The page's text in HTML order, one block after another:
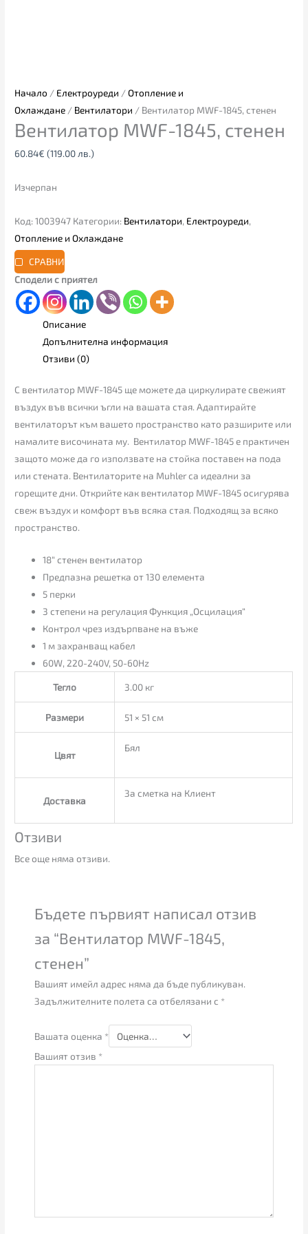
Начало / Електроуреди /Отопление и
Охлаждане / Вентилатори / Вентилатор MWF-1845, стенен
Вентилатор MWF-1845, стенен
60.84€ (119.00 лв.)
Изчерпан
Код:1003947 Категории: Вентилатори, Електроуреди,
Отопление и Охлаждане
СРАВНИ
Сподели с приятел
Описание
Допълнителна информация
Отзиви (0)
С вентилатор MWF-1845 ще можете да циркулирате свежият
въздух във всички ъгли на вашата стая. Адаптирайте
вентилаторът към вашето пространство като разширите или
намалите височината му. Вентилатор MWF-1845 е практичен
защото може да го използвате на стойка поставен на пода
или стената. Вентилаторите на Muhler са идеални за
горещите дни. Открийте как вентилатор MWF-1845 осигурява
свеж въздух и комфорт във всяка стая. Подходящ за всяко
пространство.
18“ стенен вентилатор
Предпазна решетка от 130 елемента
5 перки
3 степени на регулация Функция „Осцилация“
Контрол чрез издърпване на въже
1 м захранващ кабел
60W, 220-240V, 50-60Hz
Тегло 3.00 кг
Размери 51 × 51 см
Цвят
Бял
Доставка
За сметка на Клиент
Отзиви
Все още няма отзиви.
Бъдете първият написал отзив
за “Вентилатор MWF-1845,
стенен”
Вашият имейл адрес няма да бъде публикуван.
Задължителните полета са отбелязани с *
Вашата оценка *
Вашият отзив *